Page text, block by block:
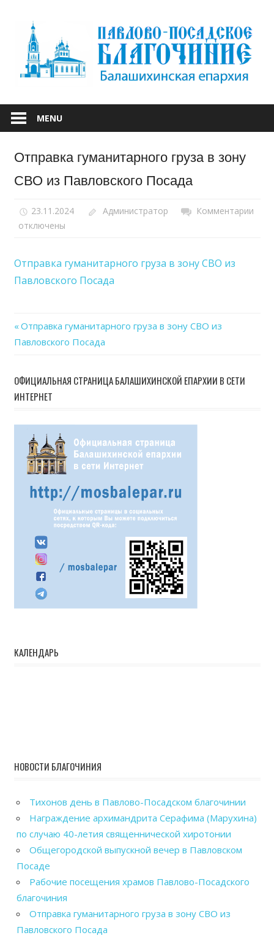
content
ПАВЛОВО-
ПОСАДСКОЕ
БЛАГОЧИНИЕ
MENU
Отправка гуманитарного груза в зону
СВО из Павловского Посада
23.11.2024 Администратор Комментарии
отключены
Отправка гуманитарного груза в зону СВО из
Павловского Посада
Навигация
записям
Previous
Post:
Отправка гуманитарного груза в зону СВО из
Павловского Посада
ОФИЦИАЛЬНАЯ СТРАНИЦА БАЛАШИХИНСКОЙ ЕПАРХИИ В СЕТИ
ИНТЕРНЕТ
КАЛЕНДАРЬ
НОВОСТИ БЛАГОЧИНИЯ
Тихонов день в Павлово-Посадском благочинии
Награждение архимандрита Серафима (Марухина)
по случаю 40-летия священнической хиротонии
Общегородской выпускной вечер в Павловском
Посаде
Рабочие посещения храмов Павлово-Посадского
благочиния
Отправка гуманитарного груза в зону СВО из
Павловского Посада